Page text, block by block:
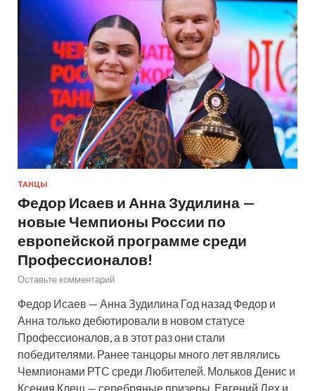
ТАНЦЫ
Федор Исаев и Анна Зудилина —
новые Чемпионы России по
европейской программе среди
Профессионалов!
Оставьте комментарий
Федор Исаев — Анна Зудилина Год назад Федор и
Анна только дебютировали в новом статусе
Профессионалов, а в этот раз они стали
победителями. Ранее танцоры много лет являлись
Чемпионами РТС среди Любителей. Мольков Денис и
Ксения Клещ — серебряные призеры. Евгений Лех и